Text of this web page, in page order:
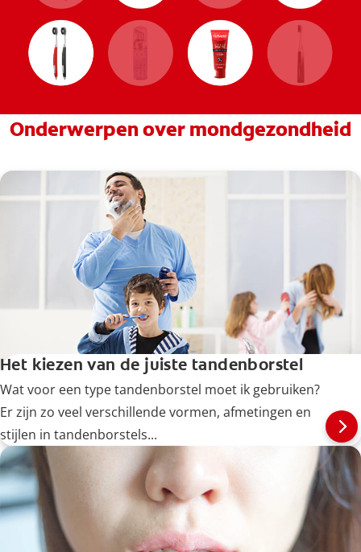
Onderwerpen over mondgezondheid
Het kiezen van de juiste tandenborstel
Wat voor een type tandenborstel moet ik gebruiken?
Er zijn zo veel verschillende vormen, afmetingen en
stijlen in tandenborstels...